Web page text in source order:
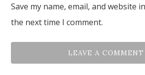
Save my name, email, and website
the next time I comment.